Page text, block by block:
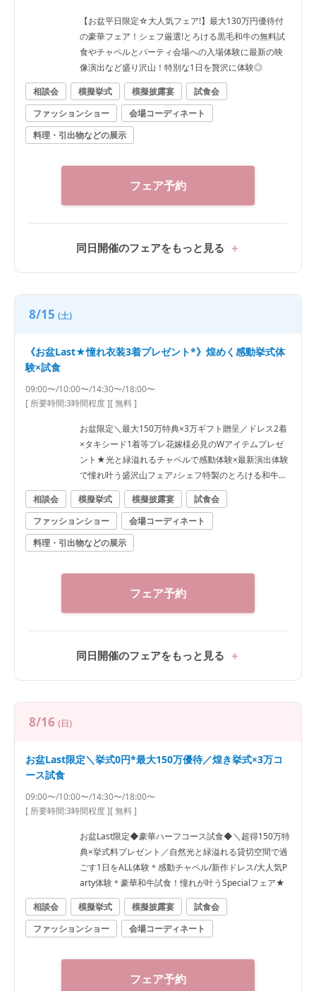
【お盆平日限定☆大人気フェア!】最大130万円優待付
の豪華フェア！シェフ厳選!とろける黒毛和牛の無料試
食やチャペルとパーティ会場への入場体験に最新の映
像演出など盛り沢山！特別な1日を贅沢に体験◎
相談会
模擬挙式 模擬披露宴
試食会
ファッションショー
会場コーディネート
料理・引出物などの展示
フェア予約
同日開催のフェアをもっと見る
8/15 (土)
《お盆Last★憧れ衣装3着プレゼント*》煌めく感動挙式体
験×試食
09:00〜/10:00〜/14:30〜/18:00〜
[ 所要時間:3時間程度][ 無料 ]
お盆限定＼最大150万特典×3万ギフト贈呈／ドレス2着
×タキシード1着等プレ花嫁様必見のWアイテムプレゼ
ント★光と緑溢れるチャペルで感動体験×最新演出体験
で憧れ叶う盛沢山フェア♪シェフ特製のとろける和牛試
食付
相談会 模擬挙式 模擬披露宴
試食会
ファッションショー
会場コーディネート
料理・引出物などの展示
フェア予約
同日開催のフェアをもっと見る
8/16 (日)
お盆Last限定＼挙式0円*最大150万優待／煌き挙式×3万コ
ース試食
09:00〜/10:00〜/14:30〜/18:00〜
[ 所要時間:3時間程度][ 無料 ]
お盆Last限定◆豪華ハーフコース試食◆＼超得150万特
典×挙式料プレゼント／自然光と緑溢れる貸切空間で過
ごす1日をALL体験＊感動チャペル/新作ドレス/大人気P
arty体験＊豪華和牛試食！憧れが叶うSpecialフェア★
相談会
模擬挙式 模擬披露宴
試食会
ファッションショー
会場コーディネート
フェア予約